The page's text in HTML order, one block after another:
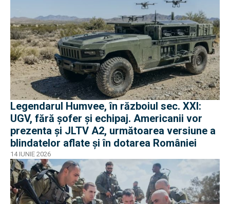
Legendarul Humvee, în războiul sec. XXI:
UGV, fără șofer și echipaj. Americanii vor
prezenta și JLTV A2, următoarea versiune a
blindatelor aflate și în dotarea României
14 IUNIE 2026